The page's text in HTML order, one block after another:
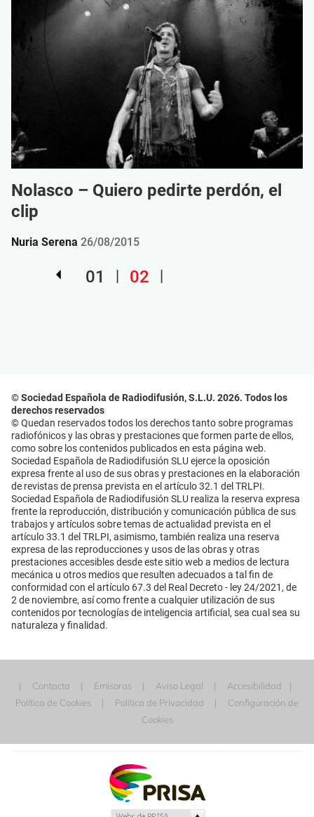
Nolasco – Quiero pedirte perdón, el
clip
Nuria Serena 26/08/2015
01 02
© Sociedad Española de Radiodifusión, S.L.U. 2026. Todos los
derechos reservados
© Quedan reservados todos los derechos tanto sobre programas
radiofónicos y las obras y prestaciones que formen parte de ellos,
como sobre los contenidos publicados en esta página web.
Sociedad Española de Radiodifusión SLU ejerce la oposición
expresa frente al uso de sus obras y prestaciones en la elaboración
de revistas de prensa prevista en el artículo 32.1 del TRLPI.
Sociedad Española de Radiodifusión SLU realiza la reserva expresa
frente la reproducción, distribución y comunicación pública de sus
trabajos y artículos sobre temas de actualidad prevista en el
artículo 33.1 del TRLPI, asimismo, también realiza una reserva
expresa de las reproducciones y usos de las obras y otras
prestaciones accesibles desde este sitio web a medios de lectura
mecánica u otros medios que resulten adecuados a tal fin de
conformidad con el artículo 67.3 del Real Decreto - ley 24/2021, de
2 de noviembre, así como frente a cualquier utilización de sus
contenidos por tecnologías de inteligencia artificial, sea cual sea su
naturaleza y finalidad.
Contacta Emisoras Aviso Legal
Accesibilidad
Política de Cookies
Política de Privacidad
Configuración de
Cookies